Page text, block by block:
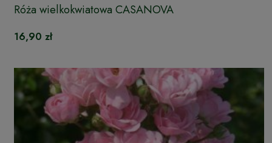
Róża wielkokwiatowa CASANOVA
16,90 zł